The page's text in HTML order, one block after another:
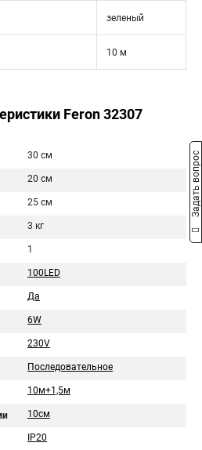
зеленый
10 м
Feron 32307
30 см
20 см
25 см
3 кг
1
100LED
Да
6W
230V
Последовательное
10м+1,5м
10см
IP20
Задать вопрос